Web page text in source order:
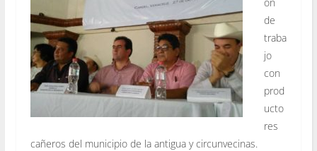
de
traba
jo
con
prod
ucto
res
cañeros del municipio de la antigua y circunvecinas.